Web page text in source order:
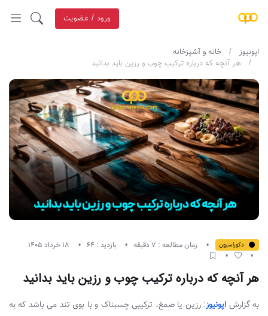
ورود / عضویت
اپونیوز
خانه و آشپزخانه
هر آنچه که درباره ترکیب چوب و رزین باید بدانید
دکوراسیون زمان مطالعه : 7 دقیقه بازدید : 64
هر آنچه که درباره ترکیب چوب و رزین باید بدانید
به گزارش اپونیوز: رزین یا صمغ، ترکیبی چسبناک و با بوی تند می باشد که به